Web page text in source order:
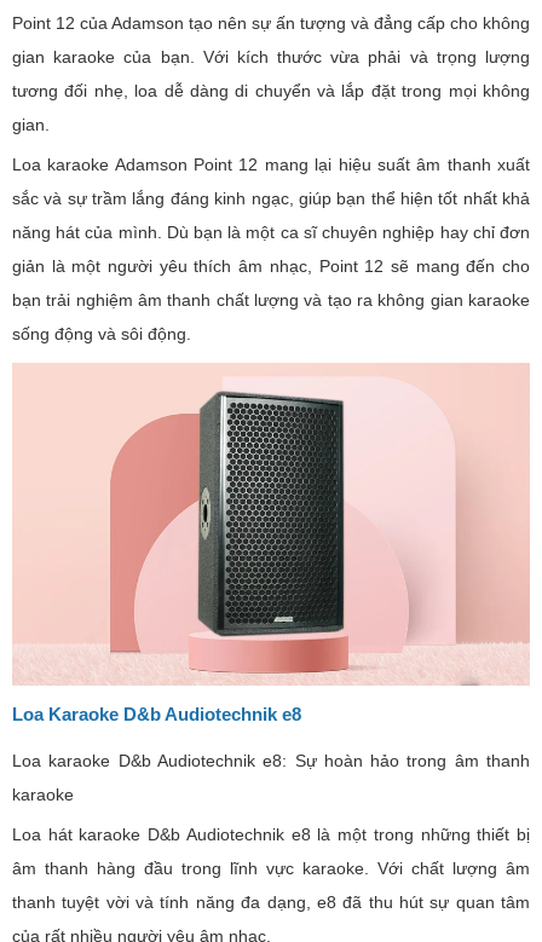
Point 12 của Adamson tạo nên sự ấn tượng và đẳng cấp cho không
gian karaoke của bạn. Với kích thước vừa phải và trọng lượng
tương đối nhẹ, loa dễ dàng di chuyển và lắp đặt trong mọi không
gian.
Loa karaoke Adamson Point 12 mang lại hiệu suất âm thanh xuất
sắc và sự trầm lắng đáng kinh ngạc, giúp bạn thể hiện tốt nhất khả
năng hát của mình. Dù bạn là một ca sĩ chuyên nghiệp hay chỉ đơn
giản là một người yêu thích âm nhạc, Point 12 sẽ mang đến cho
bạn trải nghiệm âm thanh chất lượng và tạo ra không gian karaoke
sống động và sôi động.
Loa Karaoke D&b Audiotechnik e8
Loa karaoke D&b Audiotechnik e8: Sự hoàn hảo trong âm thanh
karaoke
Loa hát karaoke D&b Audiotechnik e8 là một trong những thiết bị
âm thanh hàng đầu trong lĩnh vực karaoke. Với chất lượng âm
thanh tuyệt vời và tính năng đa dạng, e8 đã thu hút sự quan tâm
của rất nhiều người yêu âm nhạc.